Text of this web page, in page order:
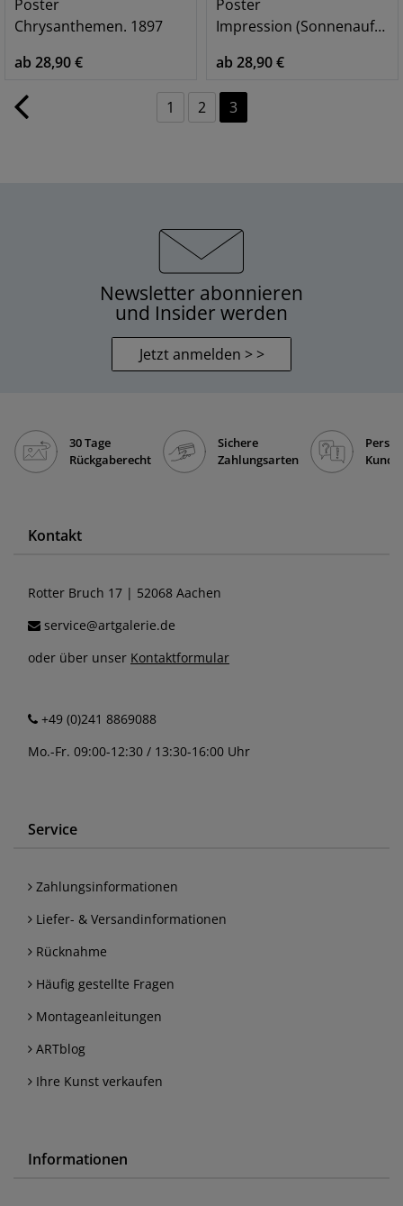
Poster
Chrysanthemen. 1897
ab 28,90 €
Poster
Impression (Sonnenaufgang). 1872
ab 28,90 €
1 2 3
Newsletter abonnieren
und Insider werden
Jetzt anmelden > >
30 Tage
Rückgaberecht
Sichere
Zahlungsarten
Kontakt
Rotter Bruch 17 | 52068 Aachen
service@artgalerie.de
oder über unser Kontaktformular
+49 (0)241 8869088
Mo.-Fr. 09:00-12:30 / 13:30-16:00 Uhr
Service
Zahlungsinformationen
Liefer- & Versandinformationen
Rücknahme
Häufig gestellte Fragen
Montageanleitungen
ARTblog
Ihre Kunst verkaufen
Informationen